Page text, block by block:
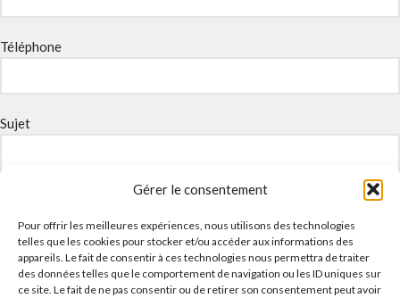
Gérer le consentement
Pour offrir les meilleures expériences, nous utilisons des technologies
telles que les cookies pour stocker et/ou accéder aux informations des
appareils. Le fait de consentir à ces technologies nous permettra de traiter
des données telles que le comportement de navigation ou les ID uniques sur
ce site. Le fait de ne pas consentir ou de retirer son consentement peut avoir
Téléphone
Sujet